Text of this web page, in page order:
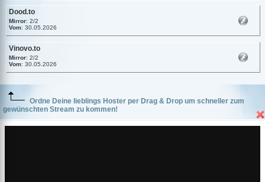
Dood.to
Mirror: 2/2
Vom: 30.05.2026
Vinovo.to
Mirror: 2/2
Vom: 30.05.2026
Ordne Deine lieblings Hoster per Drag & Drop um schneller zum
gewünschten Stream zu kommen!